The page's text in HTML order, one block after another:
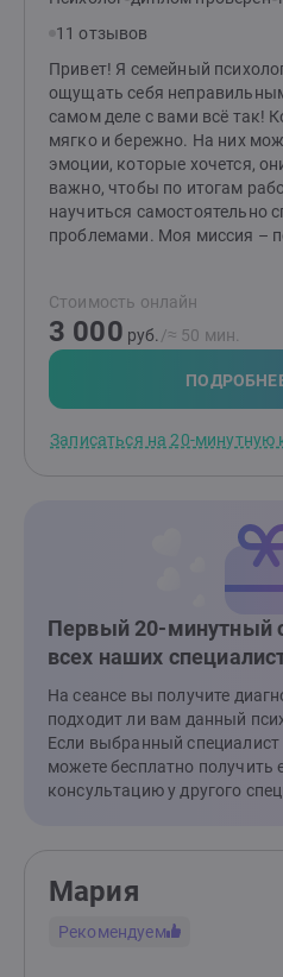
ждёт? Эффективные
поддержка и новый взгляд
Вместе мы найдём ответы и
легче, гармоничнее и
шагам? Создайте заявку, и
переменам!
11 отзывов
Привет! Я семейный
ощущать себя
самом деле с вами всё так!
мягко и бережно. На них
эмоции, которые хочется,
важно, чтобы по итогам
научиться самостоятельно
проблемами. Моя миссия –
работы вам отзываются, то
консультациях. Я работаю
16 лет (с согласия
не верит в психологию;
тяжёлыми
партнёрами в отношениях.
Стоимость онлайн
3 000 руб. /≈ 50 мин.
Записаться на 20-минутную
Первый 20-минутный
всех наших
На сеансе вы получите
подходит ли вам данный
Если выбранный
можете бесплатно
консультацию у другого
Мария
Рекомендуем